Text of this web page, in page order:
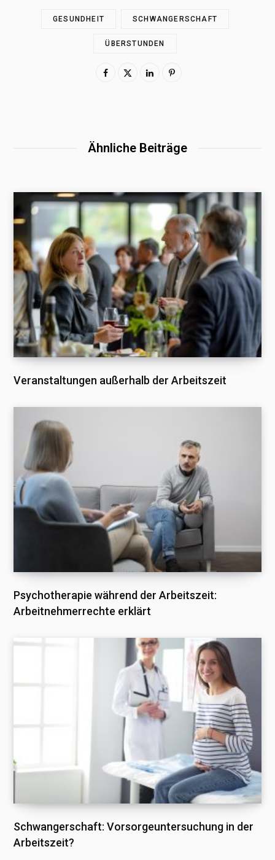
GESUNDHEIT SCHWANGERSCHAFT
ÜBERSTUNDEN
Ähnliche Beiträge
Veranstaltungen außerhalb der Arbeitszeit
Psychotherapie während der Arbeitszeit:
Arbeitnehmerrechte erklärt
Schwangerschaft: Vorsorgeuntersuchung in der
Arbeitszeit?